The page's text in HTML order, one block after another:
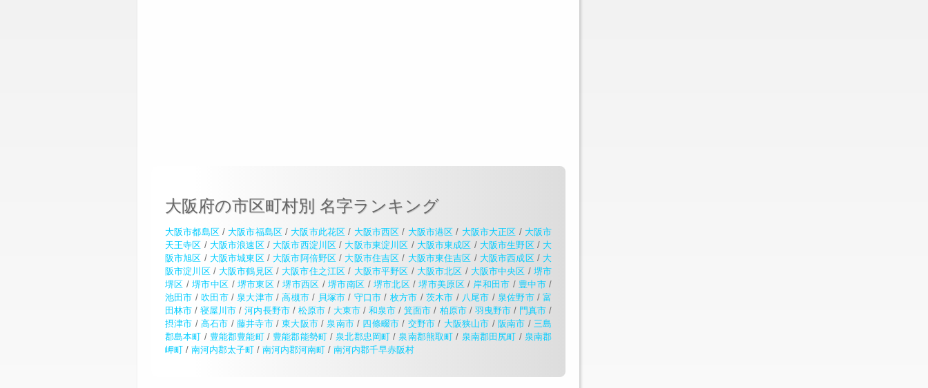
大阪府の市区町村別 名字ランキング
大阪市都島区/ 大阪市福島区 / 大阪市此花区 / 大阪市西区 / 大阪市港区 / 大阪市大正区 / 大阪市
天王寺区 / 大阪市浪速区/ 大阪市西淀川区 / 大阪市東淀川区 / 大阪市東成区 / 大阪市生野区/ 大
阪市旭区 / 大阪市城東区/ 大阪市阿倍野区 / 大阪市住吉区 / 大阪市東住吉区 / 大阪市西成区/ 大
阪市淀川区/ 大阪市鶴見区/ 大阪市住之江区 / 大阪市平野区 / 大阪市北区 / 大阪市中央区 / 堺市
堺区 /堺市中区 / 堺市東区/堺市西区 /堺市南区 / 堺市北区/堺市美原区/ 岸和田市 / 豊中市/
池田市 / 吹田市/ 泉大津市 /高槻市 / 貝塚市 / 守口市 / 枚方市 / 茨木市 / 八尾市 / 泉佐野市/富
田林市 /寝屋川市 /河内長野市/ 松原市/ 大東市 /和泉市 /箕面市 / 柏原市/ 羽曳野市/ 門真市 /
摂津市 / 高石市 / 藤井寺市/東大阪市 / 泉南市 / 四條畷市 / 交野市 / 大阪狭山市 / 阪南市 / 三島
郡島本町 / 豊能郡豊能町/ 豊能郡能勢町/ 泉北郡忠岡町 / 泉南郡熊取町 / 泉南郡田尻町 / 泉南郡
岬町 / 南河内郡太子町 / 南河内郡河南町 / 南河内郡千早赤阪村